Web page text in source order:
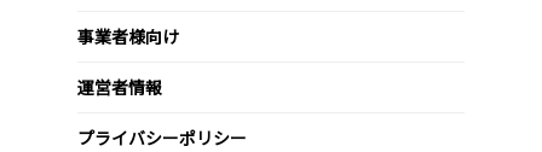
事業者様向け
運営者情報
プライバシーポリシー